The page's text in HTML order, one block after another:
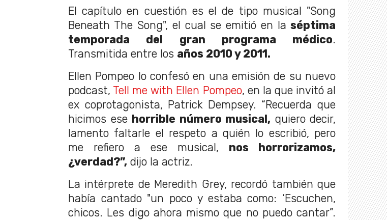
El capítulo en cuestión es el de tipo musical "Song
Beneath The Song", el cual se emitió en la séptima
temporada del gran programa médico.
Transmitida entre los años 2010 y 2011.
Ellen Pompeo lo confesó en una emisión de su nuevo
podcast, Tell me with Ellen Pompeo, en la que invitó al
ex coprotagonista, Patrick Dempsey. “Recuerda que
hicimos ese horrible número musical, quiero decir,
lamento faltarle el respeto a quién lo escribió, pero
me refiero a ese musical, nos horrorizamos,
¿verdad?”, dijo la actriz.
La intérprete de Meredith Grey, recordó también que
había cantado "un poco y estaba como: ‘Escuchen,
chicos. Les digo ahora mismo que no puedo cantar”.